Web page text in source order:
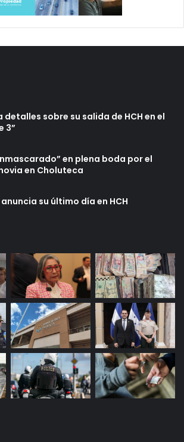
detalles sobre su salida de HCH en el
3”
en plena boda por el
en Choluteca
su último día en HCH